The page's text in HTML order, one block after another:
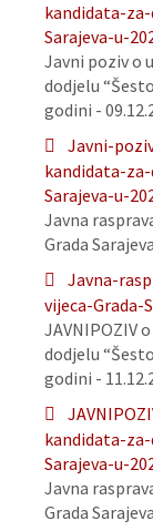
kandidata-
Sarajeva-u-
Javni poziv o
dodjelu
godini -
Javni-
kandidata-
Sarajeva-u-
Javna
Grada
Javna-
vijeca-Grada-
JAVNIPOZIV
dodjelu
godini -
kandidata-
Sarajeva-u-
Javna
Grada